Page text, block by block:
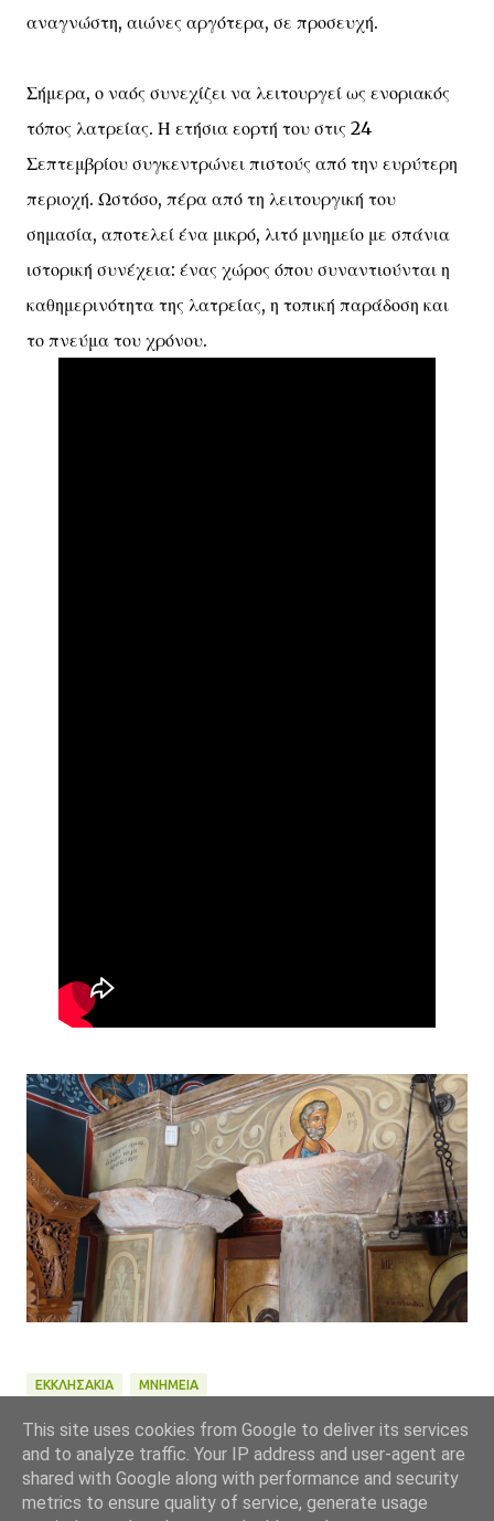
αναγνώστη, αιώνες αργότερα, σε προσευχή.
Σήμερα, ο ναός συνεχίζει να λειτουργεί ως ενοριακός
τόπος λατρείας. Η ετήσια εορτή του στις 24
Σεπτεμβρίου συγκεντρώνει πιστούς από την ευρύτερη
περιοχή. Ωστόσο, πέρα από τη λειτουργική του
σημασία, αποτελεί ένα μικρό, λιτό μνημείο με σπάνια
ιστορική συνέχεια: ένας χώρος όπου συναντιούνται η
καθημερινότητα της λατρείας, η τοπική παράδοση και
το πνεύμα του χρόνου.
ΕΚΚΛΗΣΑΚΙΑ ΜΝΗΜΕΙΑ
αναρτήθηκε απόδημήτρης καρράς
This site uses cookies from Google to deliver its services
and to analyze traffic. Your IP address and user-agent are
shared with Google along with performance and security
metrics to ensure quality of service, generate usage